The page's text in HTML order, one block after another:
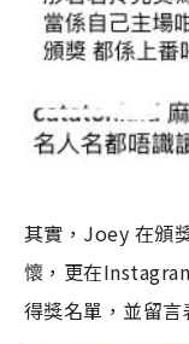
其實，Joey 在頒
懷，更在
得獎名單，並留言